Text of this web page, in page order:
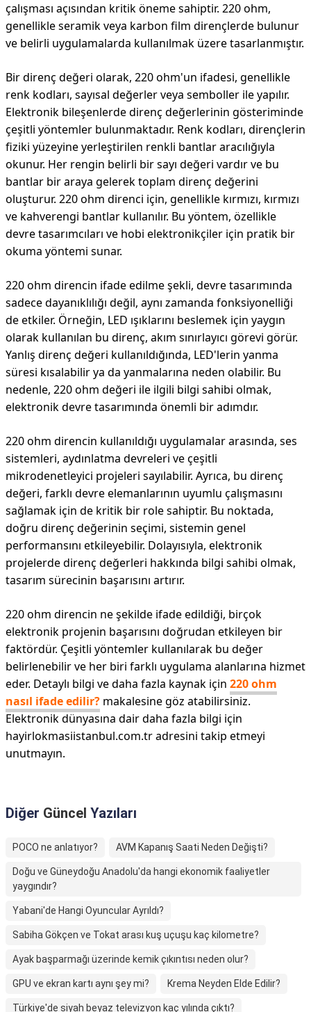
çalışması açısından kritik öneme sahiptir. 220 ohm,
genellikle seramik veya karbon film dirençlerde bulunur
ve belirli uygulamalarda kullanılmak üzere tasarlanmıştır.
Bir direnç değeri olarak, 220 ohm'un ifadesi, genellikle
renk kodları, sayısal değerler veya semboller ile yapılır.
Elektronik bileşenlerde direnç değerlerinin gösteriminde
çeşitli yöntemler bulunmaktadır. Renk kodları, dirençlerin
fiziki yüzeyine yerleştirilen renkli bantlar aracılığıyla
okunur. Her rengin belirli bir sayı değeri vardır ve bu
bantlar bir araya gelerek toplam direnç değerini
oluşturur. 220 ohm direnci için, genellikle kırmızı, kırmızı
ve kahverengi bantlar kullanılır. Bu yöntem, özellikle
devre tasarımcıları ve hobi elektronikçiler için pratik bir
okuma yöntemi sunar.
220 ohm direncin ifade edilme şekli, devre tasarımında
sadece dayanıklılığı değil, aynı zamanda fonksiyonelliği
de etkiler. Örneğin, LED ışıklarını beslemek için yaygın
olarak kullanılan bu direnç, akım sınırlayıcı görevi görür.
Yanlış direnç değeri kullanıldığında, LED'lerin yanma
süresi kısalabilir ya da yanmalarına neden olabilir. Bu
nedenle, 220 ohm değeri ile ilgili bilgi sahibi olmak,
elektronik devre tasarımında önemli bir adımdır.
220 ohm direncin kullanıldığı uygulamalar arasında, ses
sistemleri, aydınlatma devreleri ve çeşitli
mikrodenetleyici projeleri sayılabilir. Ayrıca, bu direnç
değeri, farklı devre elemanlarının uyumlu çalışmasını
sağlamak için de kritik bir role sahiptir. Bu noktada,
doğru direnç değerinin seçimi, sistemin genel
performansını etkileyebilir. Dolayısıyla, elektronik
projelerde direnç değerleri hakkında bilgi sahibi olmak,
tasarım sürecinin başarısını artırır.
220 ohm direncin ne şekilde ifade edildiği, birçok
elektronik projenin başarısını doğrudan etkileyen bir
faktördür. Çeşitli yöntemler kullanılarak bu değer
belirlenebilir ve her biri farklı uygulama alanlarına hizmet
eder. Detaylı bilgi ve daha fazla kaynak için 220 ohm
nasıl ifade edilir? makalesine göz atabilirsiniz.
Elektronik dünyasına dair daha fazla bilgi için
hayirlokmasiistanbul.com.tr adresini takip etmeyi
unutmayın.
Diğer Güncel Yazıları
POCO ne anlatıyor? AVM Kapanış Saati Neden Değişti?
Doğu ve Güneydoğu Anadolu'da hangi ekonomik faaliyetler
yaygındır?
Yabani'de Hangi Oyuncular Ayrıldı?
Sabiha Gökçen ve Tokat arası kuş uçuşu kaç kilometre?
Ayak başparmağı üzerinde kemik çıkıntısı neden olur?
GPU ve ekran kartı aynı şey mi? Krema Neyden Elde Edilir?
Türkiye'de siyah beyaz televizyon kaç yılında çıktı?